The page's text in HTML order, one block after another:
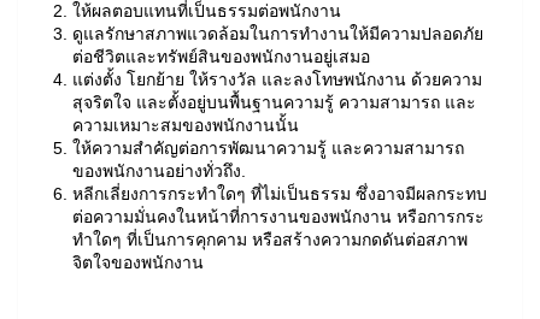
ให้ผลตอบแทนที่เป็นธรรมต่อพนักงาน
ดูแลรักษาสภาพแวดล้อมในการทำงานให้มีความปลอดภัย
ต่อชีวิตและทรัพย์สินของพนักงานอยู่เสมอ
แต่งตั้ง โยกย้าย ให้รางวัล และลงโทษพนักงาน ด้วยความ
สุจริตใจ และตั้งอยู่บนพื้นฐานความรู้ ความสามารถ และ
ความเหมาะสมของพนักงานนั้น
ให้ความสำคัญต่อการพัฒนาความรู้ และความสามารถ
ของพนักงานอย่างทั่วถึง.
หลีกเลี่ยงการกระทำใดๆ ที่ไม่เป็นธรรม ซึ่งอาจมีผลกระทบ
ต่อความมั่นคงในหน้าที่การงานของพนักงาน หรือการกระ
ทำใดๆ ที่เป็นการคุกคาม หรือสร้างความกดดันต่อสภาพ
จิตใจของพนักงาน